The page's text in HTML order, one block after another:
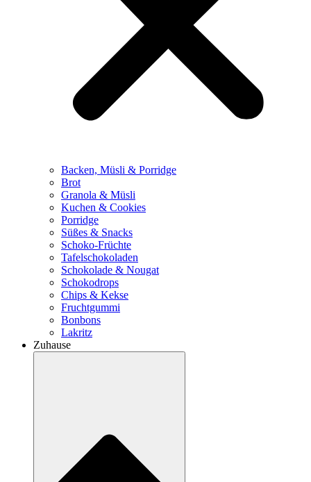
Backen, Müsli & Porridge
Brot
Granola & Müsli
Kuchen & Cookies
Porridge
Süßes & Snacks
Schoko-Früchte
Tafelschokoladen
Schokolade & Nougat
Schokodrops
Chips & Kekse
Fruchtgummi
Bonbons
Lakritz
Zuhause